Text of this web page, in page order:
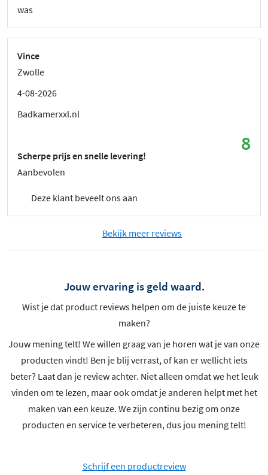
was
Vince
Zwolle
4-08-2026
Badkamerxxl.nl
8
Scherpe prijs en snelle levering!
Aanbevolen
Deze klant beveelt ons aan
Bekijk meer reviews
Jouw ervaring is geld waard.
Wist je dat product reviews helpen om de juiste keuze te
maken?
Jouw mening telt! We willen graag van je horen wat je van onze
producten vindt! Ben je blij verrast, of kan er wellicht iets
beter? Laat dan je review achter. Niet alleen omdat we het leuk
vinden om te lezen, maar ook omdat je anderen helpt met het
maken van een keuze. We zijn continu bezig om onze
producten en service te verbeteren, dus jou mening telt!
Schrijf een productreview